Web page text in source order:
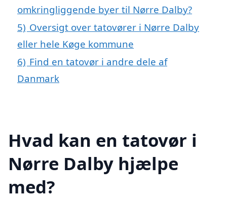
omkringliggende byer til Nørre Dalby?
5) Oversigt over tatovører i Nørre Dalby
eller hele Køge kommune
6) Find en tatovør i andre dele af
Danmark
Hvad kan en tatovør i
Nørre Dalby hjælpe
med?